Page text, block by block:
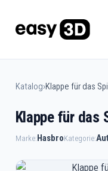
Katalog›Klappe für das
Klappe für das
Marke:HasbroKategorie: